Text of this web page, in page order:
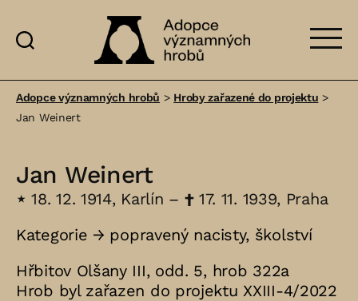
významných
Adopce významných hrobů > Hroby zařazené do projektu >
Jan Weinert
Jan Weinert
⋆ 18. 12. 1914, Karlín – †17. 11. 1939, Praha
Kategorie → popravený nacisty, školství
Hřbitov Olšany III, odd. 5, hrob 322a
Hrob byl zařazen do projektu XXIII-4/2022